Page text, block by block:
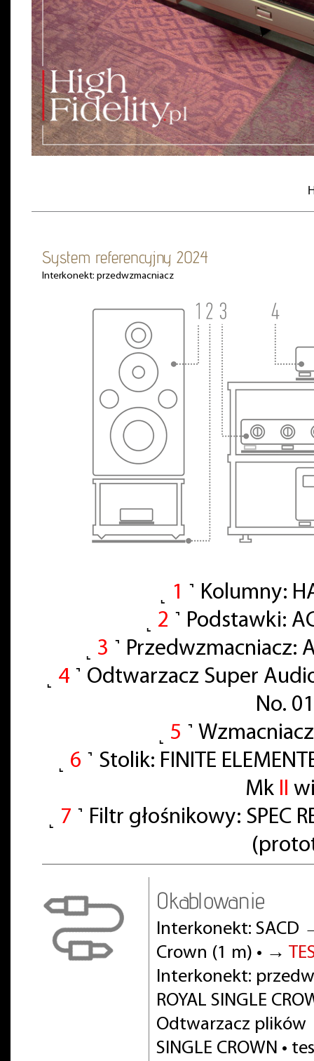
System referencyjny 2024
Interkonekt: przedwzmacniacz
1 ˺ Kolumny:
2 ˺ Podstawki:
3 ˺ Przedwzmacniacz:
4˺ Odtwarzacz Super
No.
5 ˺
6 ˺ Stolik: FINITE
Mk II
7 ˺ Filtr głośnikowy: SPEC
Okablowanie
Interkonekt: SACD
Crown (1 m) • →
Interkonekt:
ROYAL SINGLE
Odtwarzacz plików
SINGLE CROWN •